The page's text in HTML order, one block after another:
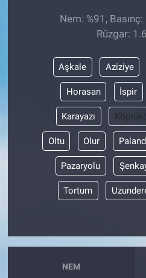
Nem: %91,
Rüzgar:
Aşkale Aziziye
Horasan İspir
Karayazı
Oltu Olur
Pazaryolu
Tortum
NEM